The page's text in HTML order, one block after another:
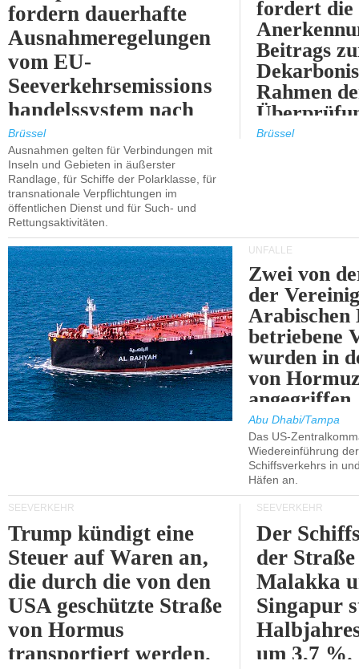
fordern dauerhafte
Ausnahmeregelungen
vom EU-
Seeverkehrsemissions
handelssystem nach
2030.
Brüssel
Ausnahmen gelten für Verbindungen mit
Inseln und Gebieten in äußerster
Randlage, für Schiffe der Polarklasse, für
transnationale Verpflichtungen im
öffentlichen Dienst und für Such- und
Rettungsaktivitäten.
fordert die
Beitrags
Rahmen
ETS.
Brüssel
UNFÄLLE
Zwei von
der
Arabischen
betriebene
wurden in
von
angegriffen.
Abu Dhabi/Tampa
Das US-
Wiedereinführung
Schiffsverkehrs in
Häfen an.
SEEVERKEHR
Trump kündigt eine
Steuer auf Waren an,
die durch die von den
USA geschützte Straße
von Hormus
transportiert werden.
SEEVERKEHR
Der
der
Malakka
Singapur
um 3,7 %.